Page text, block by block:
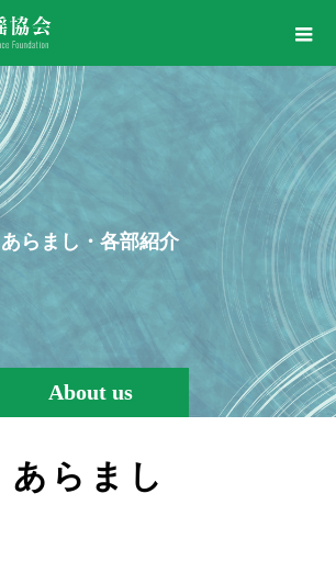
About us
あ ら ま し ・ 各部紹介
あらまし